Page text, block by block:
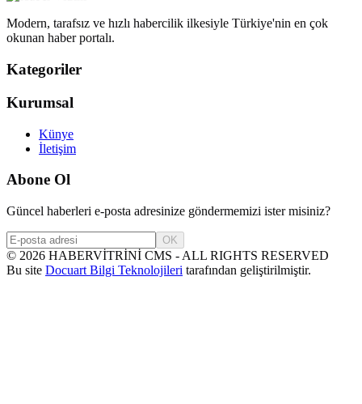
Modern, tarafsız ve hızlı habercilik ilkesiyle Türkiye'nin en çok
okunan haber portalı.
Kategoriler
Kurumsal
Künye
İletişim
Abone Ol
Güncel haberleri e-posta adresinize göndermemizi ister misiniz?
OK
© 2026 HABERVİTRİNİ CMS - ALL RIGHTS RESERVED
Bu site Docuart Bilgi Teknolojileri tarafından geliştirilmiştir.